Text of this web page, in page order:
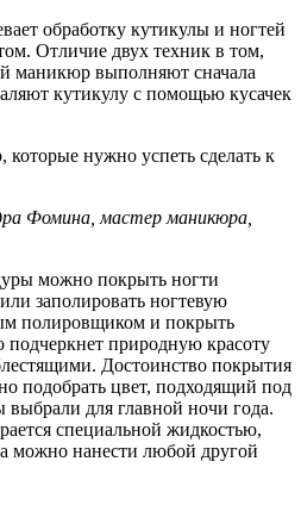
обработку кутикулы и ногтей
Отличие двух техник в том,
маникюр выполняют сначала
кутикулу с помощью кусачек
Фомина, мастер маникюра,
можно покрыть ногти
заполировать ногтевую
полировщиком и покрыть
подчеркнет природную красоту
Достоинство покрытия
подобрать цвет, подходящий под
выбрали для главной ночи года.
специальной жидкостью,
можно нанести любой другой